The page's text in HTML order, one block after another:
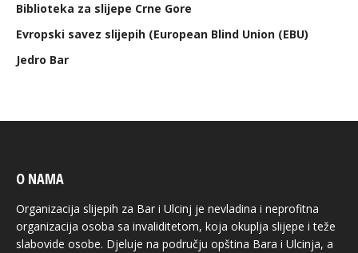
Biblioteka za slijepe Crne Gore
Evropski savez slijepih (European Blind Union (EBU)
Jedro Bar
O NAMA
Organizacija slijepih za Bar i Ulcinj je nevladina i neprofitna
organizacija osoba sa invaliditetom, koja okuplja slijepe i teže
slabovide osobe. Djeluje na području opština Bara i Ulcinja, a